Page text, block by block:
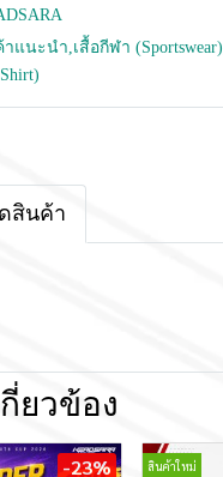
าแนะนำ,เสื้อกีฬา (Sportswear)
สินค้า
ยวข้อง
-23%
สินค้าใหม่